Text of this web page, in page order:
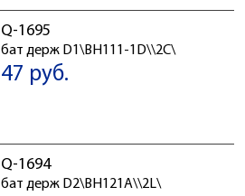
Q-1695
бат держ D1\BH111-1D\\2C\
47 руб.
Q-1694
бат держ D2\BH121A\\2L\